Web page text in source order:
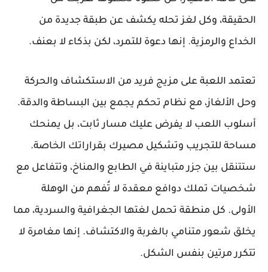
الحقيقة، وكل لغز تحله يكشف عن طبقة جديدة من
الخداع والرمزية. إنها دعوة للتمرد، لكن بذكاء لا بعنف.
تعتمد اللعبة على مزيج فريد من الاستكشاف والحركة
وحل الألغاز، مع نظام تحكم يجمع بين البساطة والدقة.
أسلوب اللعب لا يفرض عليك مسار ثابت، بل يمنحك
مساحة للتجريب وتشكيل مصيرك بقراراتك الخاصة.
ستتنقل بين جزر متباينة في الطابع والمناخ، وتتفاعل مع
شخصيات تملك دوافع معقدة لا تُفهم من الوهلة
الأولى. كل منطقة تحمل لغتها الجغرافية والسردية، مما
يخلق شعور متنامي بالغربة والاكتشاف. إنها مغامرة لا
تتكرر مرتين بنفس الشكل.